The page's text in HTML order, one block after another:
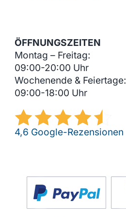
ÖFFNUNGSZEITEN
Montag – Freitag:
09:00-20:00 Uhr
Wochenende & Feiertage:
09:00-18:00 Uhr
4,6 Google-Rezensionen